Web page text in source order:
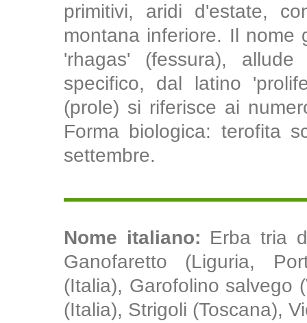
primitivi, aridi d'estate,
montana inferiore. Il nome
'rhagas' (fessura),
specifico, dal latino
(prole) si riferisce ai
Forma biologica: terofita
settembre.
Nome italiano: Erba tria
Ganofaretto (Liguria,
(Italia), Garofolino salvego
(Italia), Strigoli (Toscana),